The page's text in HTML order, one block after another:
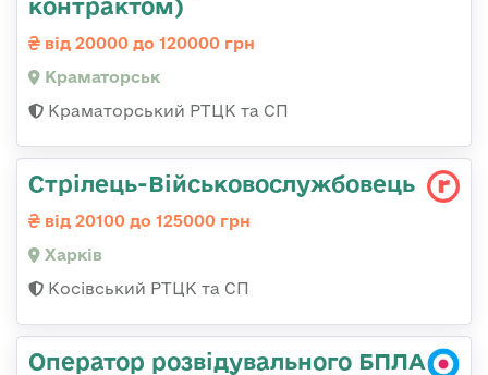
контрактом)
від 20000 до 120000 грн
Краматорськ
Краматорський РТЦК та СП
Стрілець-Військовослужбовець
від 20100 до 125000 грн
Харків
Косівський РТЦК та СП
Оператор розвідувального БПЛА